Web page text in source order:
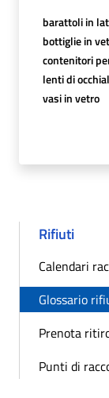
barattoli in
bottiglie in
contenitori
lenti di
vasi in vetro
Rifiuti
Calendari
Glossario
Prenota
Punti di